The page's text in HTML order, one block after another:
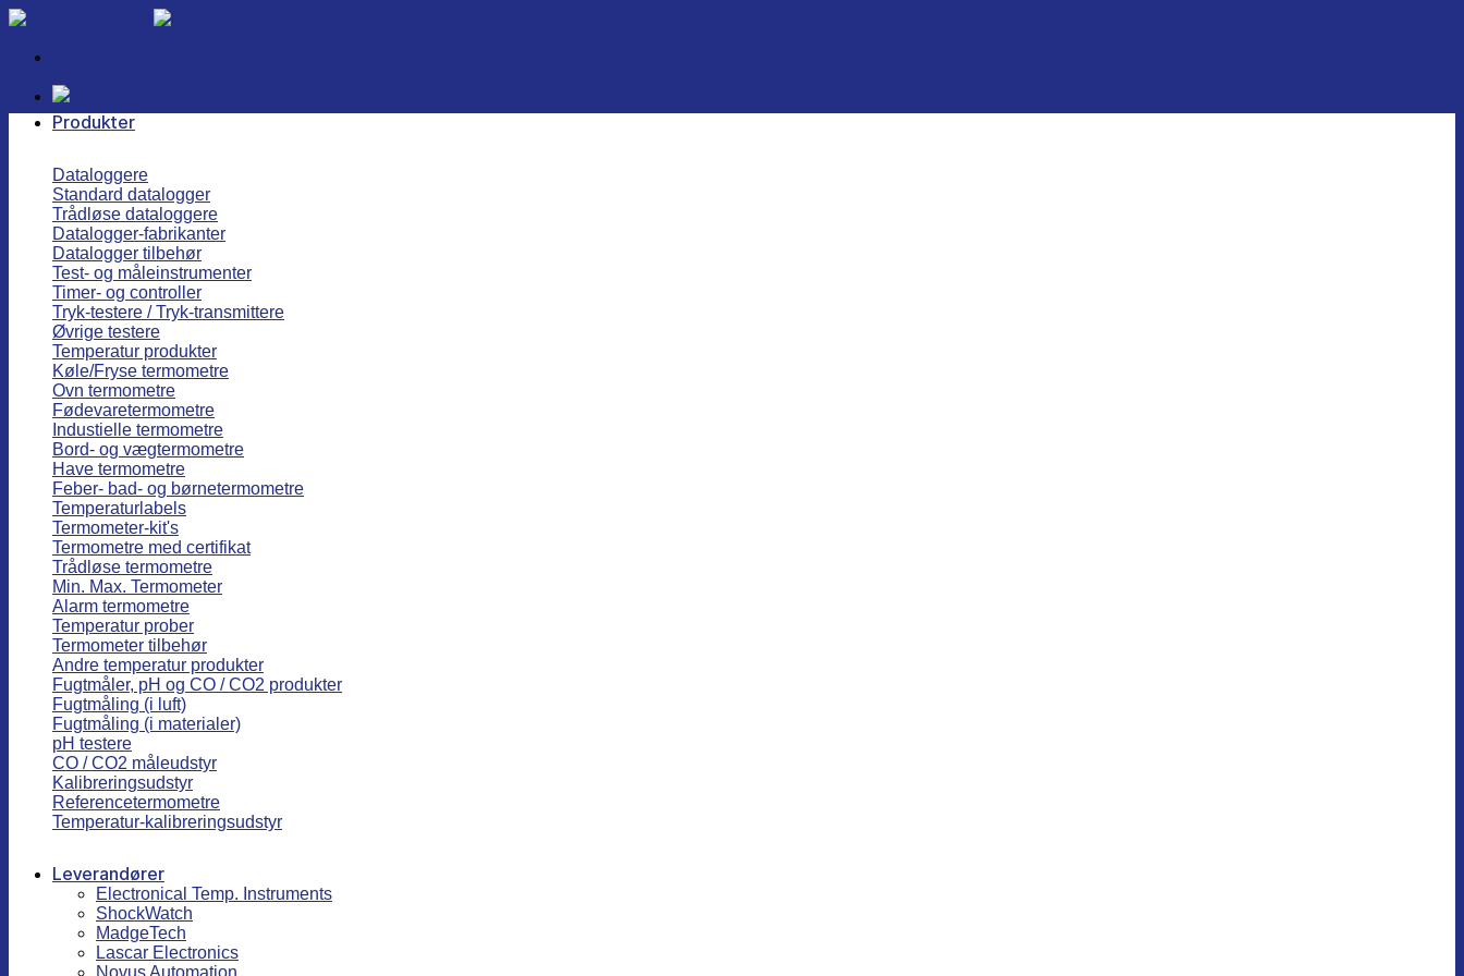
Fortsæt
indhold
Produkter
Dataloggere
Standard datalogger
Trådløse dataloggere
Datalogger-fabrikanter
Datalogger tilbehør
Test- og måleinstrumenter
Timer- og controller
Tryk-testere / Tryk-transmittere
Øvrige testere
Temperatur produkter
Køle/Fryse termometre
Ovn termometre
Fødevaretermometre
Industielle termometre
Bord- og vægtermometre
Have termometre
Feber- bad- og børnetermometre
Temperaturlabels
Termometer-kit's
Termometre med certifikat
Trådløse termometre
Min. Max. Termometer
Alarm termometre
Temperatur prober
Termometer tilbehør
Andre temperatur produkter
Fugtmåler, pH og CO / CO2 produkter
Fugtmåling (i luft)
Fugtmåling (i materialer)
pH testere
CO / CO2 måleudstyr
Kalibreringsudstyr
Referencetermometre
Temperatur-kalibreringsudstyr
Leverandører
Electronical Temp. Instruments
ShockWatch
MadgeTech
Lascar Electronics
Novus Automation